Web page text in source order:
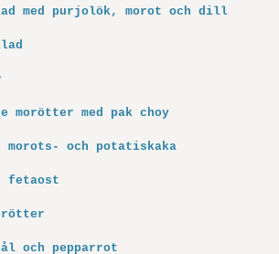
med purjolök, morot och dill
morötter med pak choy
morots- och potatiskaka
fetaost
och pepparrot